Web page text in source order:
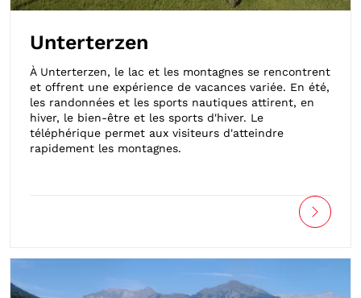
Unterterzen
À Unterterzen, le lac et les montagnes se rencontrent
et offrent une expérience de vacances variée. En été,
les randonnées et les sports nautiques attirent, en
hiver, le bien-être et les sports d'hiver. Le
téléphérique permet aux visiteurs d'atteindre
rapidement les montagnes.